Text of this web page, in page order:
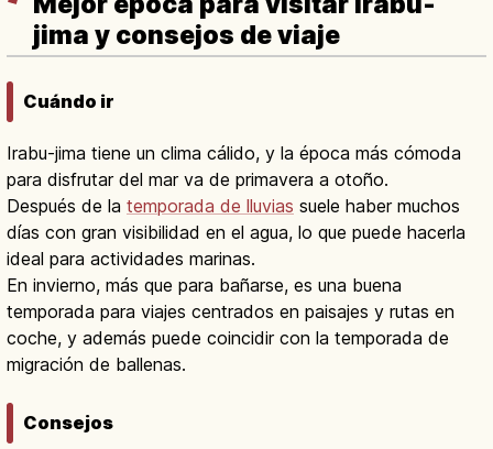
jima y consejos de viaje
Cuándo ir
Irabu-jima tiene un clima cálido, y la época más cómoda
para disfrutar del mar va de primavera a otoño.
Después de la temporada de lluvias suele haber muchos
días con gran visibilidad en el agua, lo que puede hacerla
ideal para actividades marinas.
En invierno, más que para bañarse, es una buena
temporada para viajes centrados en paisajes y rutas en
coche, y además puede coincidir con la temporada de
migración de ballenas.
Consejos